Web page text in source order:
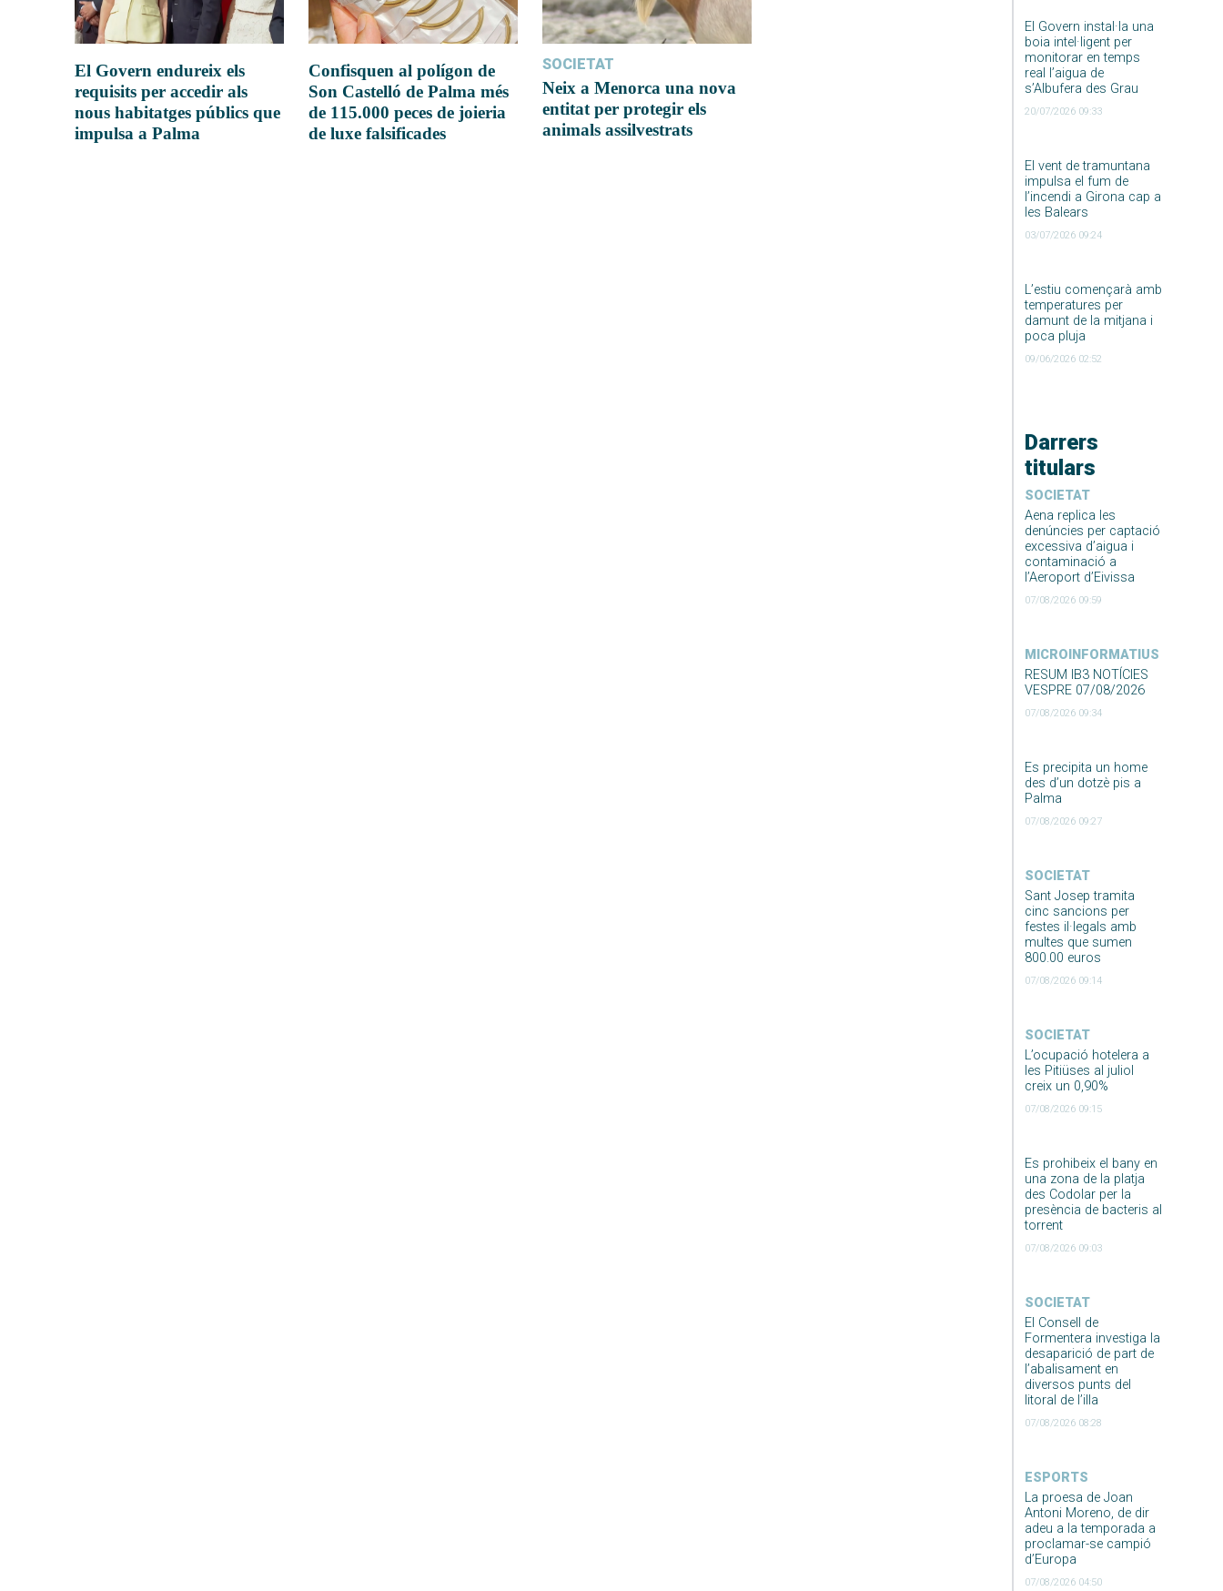
El Govern instal·la una
boia intel·ligent per
monitorar en temps
real l’aigua de
s’Albufera des Grau
20/07/2026 09:33
El vent de tramuntana
impulsa el fum de
l’incendi a Girona cap a
les Balears
03/07/2026 09:24
L’estiu començarà amb
temperatures per
damunt de la mitjana i
poca pluja
09/06/2026 02:52
Darrers
titulars
SOCIETAT
Aena replica les
denúncies per captació
excessiva d’aigua i
contaminació a
l’Aeroport d’Eivissa
07/08/2026 09:59
MICROINFORMATIUS
RESUM IB3 NOTÍCIES
VESPRE 07/08/2026
07/08/2026 09:34
Es precipita un home
des d’un dotzè pis a
Palma
07/08/2026 09:27
SOCIETAT
Sant Josep tramita
cinc sancions per
festes il·legals amb
multes que sumen
800.00 euros
07/08/2026 09:14
SOCIETAT
L’ocupació hotelera a
les Pitiüses al juliol
creix un 0,90%
07/08/2026 09:15
Es prohibeix el bany en
una zona de la platja
des Codolar per la
presència de bacteris al
torrent
07/08/2026 09:03
SOCIETAT
El Consell de
Formentera investiga la
desaparició de part de
l’abalisament en
diversos punts del
litoral de l’illa
07/08/2026 08:28
ESPORTS
La proesa de Joan
Antoni Moreno, de dir
adeu a la temporada a
proclamar-se campió
d’Europa
07/08/2026 04:50
El Govern endureix els
requisits per accedir als
nous habitatges públics que
impulsa a Palma
Confisquen al polígon de
Son Castelló de Palma més
de 115.000 peces de joieria
de luxe falsificades
SOCIETAT
Neix a Menorca una nova
entitat per protegir els
animals assilvestrats